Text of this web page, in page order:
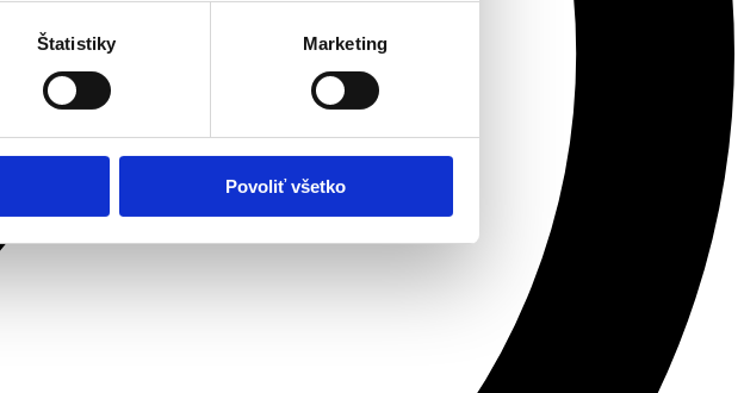
Štatistiky Marketing
Povoliť všetko